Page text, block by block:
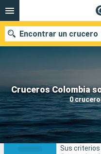
Cruceros Colombia
0
Encontrar un crucero
Nuestros destinos
Fecha de salida
Puertos
Sus criterios